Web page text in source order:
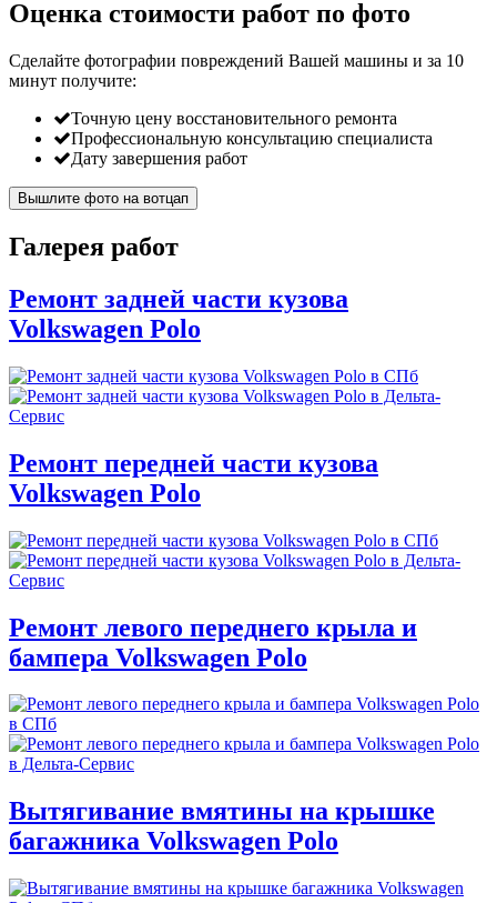
Оценка стоимости работ по фото
Сделайте фотографии повреждений Вашей машины и за 10
минут получите:
Точную цену восстановительного ремонта
Профессиональную консультацию специалиста
Дату завершения работ
Вышлите фото на вотцап
Галерея работ
Ремонт задней части кузова
Volkswagen Polo
Ремонт передней части кузова
Volkswagen Polo
Ремонт левого переднего крыла и
бампера Volkswagen Polo
Вытягивание вмятины на крышке
багажника Volkswagen Polo